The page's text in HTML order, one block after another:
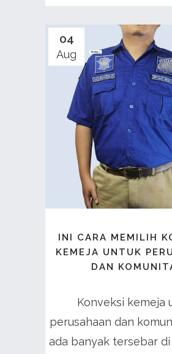
04
Aug
INI CARA MEMILIH
KEMEJA UNTUK
DAN
Konveksi kemeja
perusahaan dan
ada banyak tersebar di